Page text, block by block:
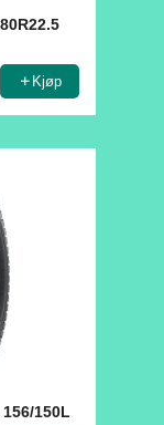
Kjøp
150L